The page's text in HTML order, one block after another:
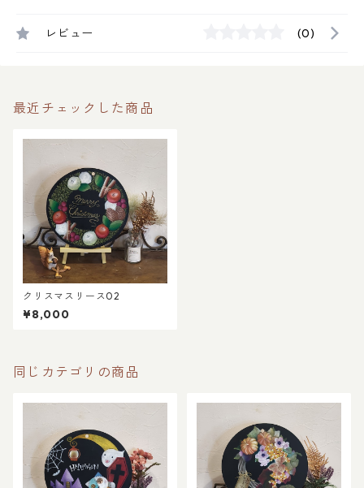
レビュー (0)
最近チェックした商品
クリスマスリース02
¥8,000
同じカテゴリの商品